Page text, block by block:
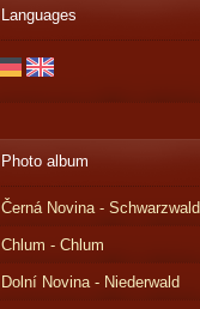
Languages
Photo album
Černá Novina - Schwarzwald
Chlum - Chlum
Dolní Novina - Niederwald